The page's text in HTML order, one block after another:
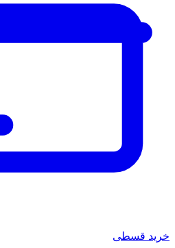
خرید قسطی